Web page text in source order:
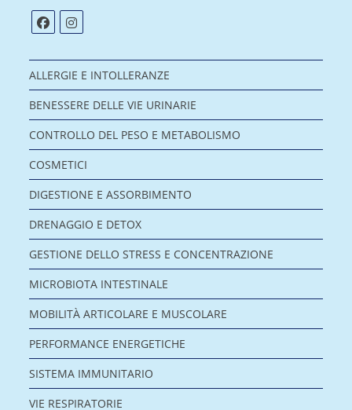
ALLERGIE E INTOLLERANZE
BENESSERE DELLE VIE URINARIE
CONTROLLO DEL PESO E METABOLISMO
COSMETICI
DIGESTIONE E ASSORBIMENTO
DRENAGGIO E DETOX
GESTIONE DELLO STRESS E CONCENTRAZIONE
MICROBIOTA INTESTINALE
MOBILITÀ ARTICOLARE E MUSCOLARE
PERFORMANCE ENERGETICHE
SISTEMA IMMUNITARIO
VIE RESPIRATORIE